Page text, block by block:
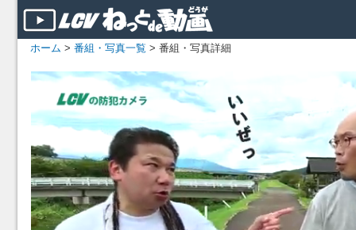
ホーム > 番組・写真一覧 > 番組・写真詳細